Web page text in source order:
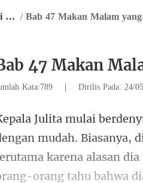
Sang Istri Pengganti: Menikahi CEO Miliarder / Bab 47 Makan Malam
47 Makan
Kata:789 | Dirilis Pada: 24/
karena alasan